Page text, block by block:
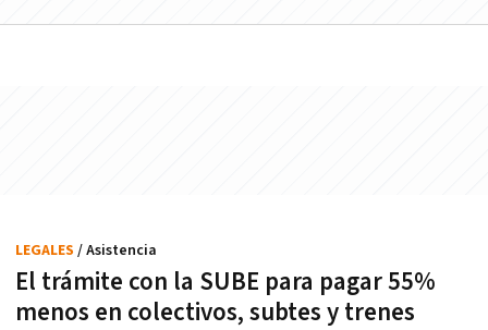
El trámite con la SUBE para pagar 55%
menos en colectivos, subtes y trenes
LEGALES / Asistencia